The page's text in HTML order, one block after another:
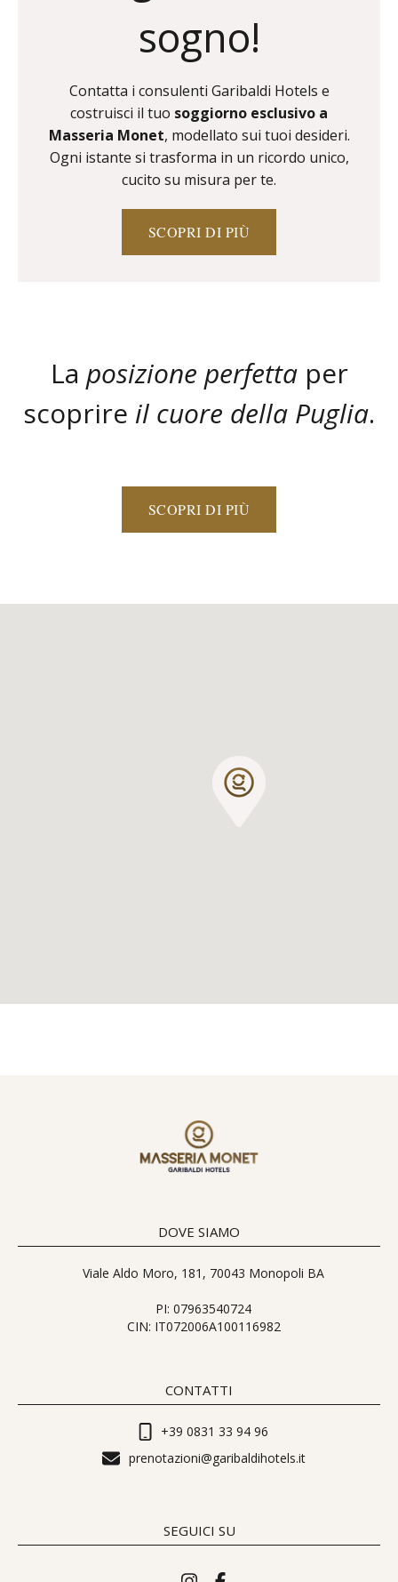
sogno!
Contatta i consulenti Garibaldi Hotels e
costruisci il tuo soggiorno esclusivo a
Masseria Monet, modellato sui tuoi desideri.
Ogni istante si trasforma in un ricordo unico,
cucito su misura per te.
SCOPRI DI PIÙ
La posizione perfettaper
scoprire il cuore della Puglia.
SCOPRI DI PIÙ
DOVE SIAMO
Viale Aldo Moro, 181, 70043 Monopoli BA
PI: 07963540724
CIN: IT072006A100116982
CONTATTI
+39 0831 33 94 96
prenotazioni@garibaldihotels.it
SEGUICI SU